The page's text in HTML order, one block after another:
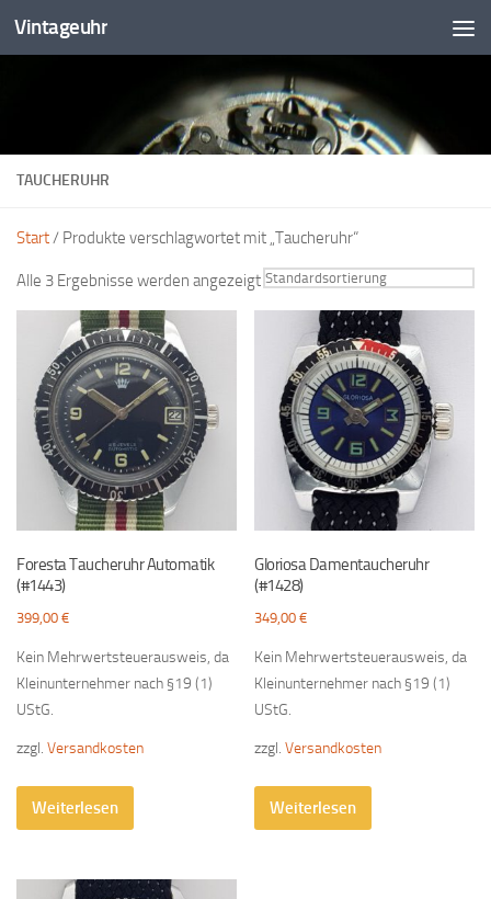
Zum Inhalt springen
Vintageuhr
TAUCHERUHR
Start/ Produkte verschlagwortet mit „Taucheruhr“
Alle 3 Ergebnisse werden angezeigt
Foresta Taucheruhr Automatik
(#1443)
399,00 €
Kein Mehrwertsteuerausweis, da
Kleinunternehmer nach §19 (1)
UStG.
zzgl. Versandkosten
Weiterlesen
Gloriosa Damentaucheruhr
(#1428)
349,00€
Kein Mehrwertsteuerausweis, da
Kleinunternehmer nach §19 (1)
UStG.
zzgl.Versandkosten
Weiterlesen